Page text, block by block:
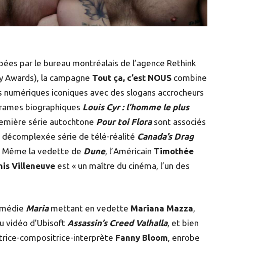
par le bureau montréalais de l’agence Rethink
Awards), la campagne Tout ça, c’est NOUS combine
iconiques avec des slogans accrocheurs
biographiques Louis Cyr : l’homme le plus
série autochtone Pour toi Florasont associés
décomplexée série de télé-réalité Canada’s Drag
Même la vedette de Dune, l’Américain Timothée
Villeneuve est « un maître du cinéma, l’un des
Maria mettant en vedette Mariana Mazza,
vidéo d’Ubisoft Assassin’s Creed Valhalla, et bien
compositrice-interprète Fanny Bloom, enrobe